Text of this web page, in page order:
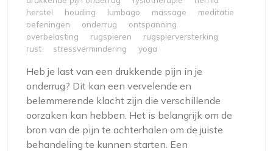
herstel
houding lumbago massage
meditatie
oefeningen
onderrug
ontspanning
overbelasting
rugspieren
rugspierversterking
rust
stressvermindering yoga
Heb je last van een drukkende pijn in je
onderrug? Dit kan een vervelende en
belemmerende klacht zijn die verschillende
oorzaken kan hebben. Het is belangrijk om de
bron van de pijn te achterhalen om de juiste
behandeling te kunnen starten. Een